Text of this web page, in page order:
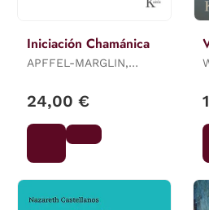
Iniciación Chamánica
APFFEL-MARGLIN,
GONZALES, RANDY
24,00 €